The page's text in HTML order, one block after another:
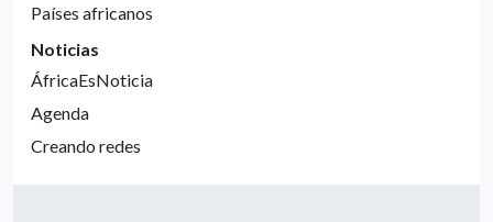
Países africanos
Noticias
ÁfricaEsNoticia
Agenda
Creando redes